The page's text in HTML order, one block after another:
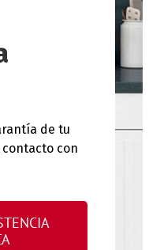
de tu
con